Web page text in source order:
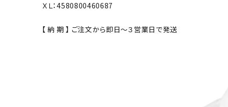
ＸＬ：4580800460687
【 納 期 】 ご注文から即日～３営業日で発送